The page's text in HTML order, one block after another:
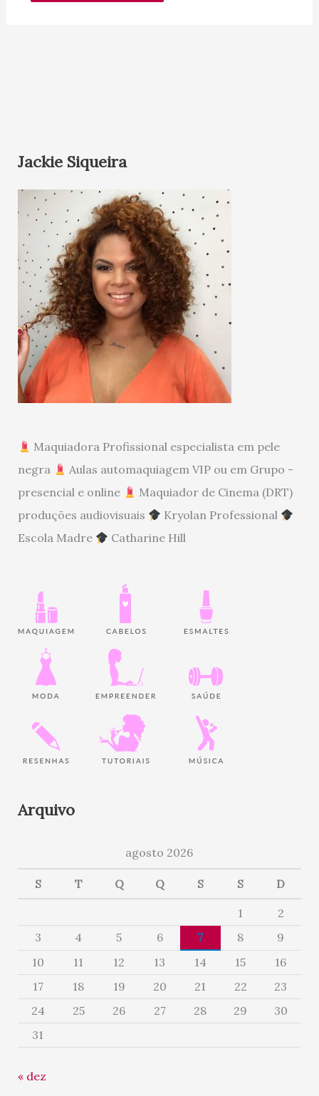
Jackie Siqueira
Maquiadora Profissional especialista em pele
negra
Aulas automaquiagem VIP ou em Grupo -
presencial e online
Maquiador de Cinema (DRT)
produções audiovisuais
Kryolan Professional
Escola Madre
Catharine Hill
Arquivo
agosto 2026
S T Q Q S S D
1
2
3
4 5 6 7 8
9
10
11 12 13 14 15
16
17
18 19 20 21 22
23
24
25 26 27 28 29
30
31
« dez